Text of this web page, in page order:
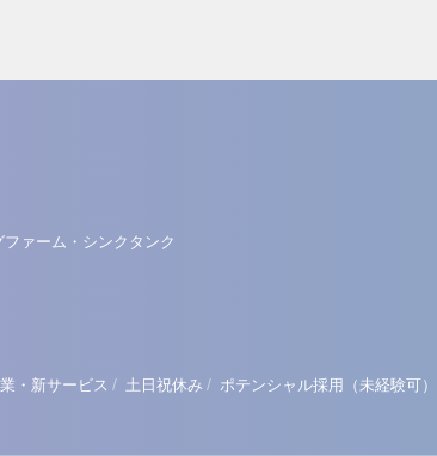
ァーム・シンクタンク
・新サービス / 土日祝休み / ポテンシャル採用（未経験可）